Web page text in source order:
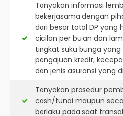
Tanyakan informasi
bekerjasama dengan
dari besar total DP yang
cicilan per bulan dan
tingkat suku bunga
pengajuan kredit,
dan jenis asuransi yang
Tanyakan prosedur
cash/tunai maupun
berlaku pada saat